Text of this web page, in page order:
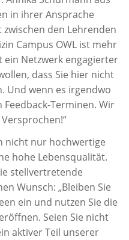
in ihrer Ansprache
den Lehrenden
Campus OWL ist mehr
ein Netzwerk engagierter
dass Sie hier nicht
Und wenn es irgendwo
Terminen. Wir
nicht nur hochwertige
hohe Lebensqualität.
stellvertretende
Wunsch: „Bleiben Sie
ein und nutzen Sie die
Seien Sie nicht
aktiver Teil unserer